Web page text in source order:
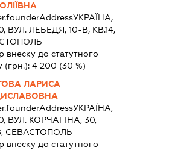
УКРАЇНА,
ВУЛ. ЛЕБЕДЯ, 10-В, КВ.14,
внеску до статутного
(грн.): 4 200 (30 %)
ЛАРИСА
УКРАЇНА,
ВУЛ. КОРЧАГІНА, 30,
СЕВАСТОПОЛЬ
внеску до статутного